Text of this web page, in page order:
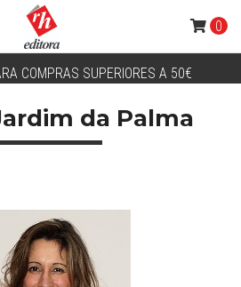
COMPRAS SUPERIORES A 50€
0
da Palma